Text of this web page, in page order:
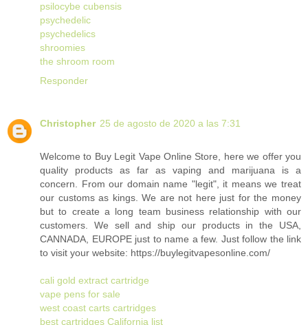
psilocybe cubensis
psychedelic
psychedelics
shroomies
the shroom room
Responder
Christopher 25 de agosto de 2020 a las 7:31
Welcome to Buy Legit Vape Online Store, here we offer you
quality products as far as vaping and marijuana is a
concern. From our domain name "legit", it means we treat
our customs as kings. We are not here just for the money
but to create a long team business relationship with our
customers. We sell and ship our products in the USA,
CANNADA, EUROPE just to name a few. Just follow the link
to visit your website: https://buylegitvapesonline.com/
cali gold extract cartridge
vape pens for sale
west coast carts cartridges
best cartridges California list